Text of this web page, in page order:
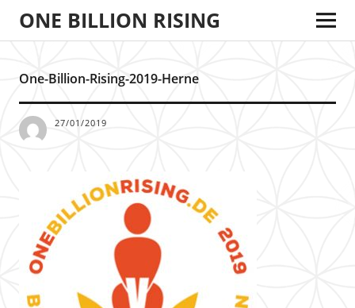
ONE BILLION RISING
One-Billion-Rising-2019-Herne
27/01/2019